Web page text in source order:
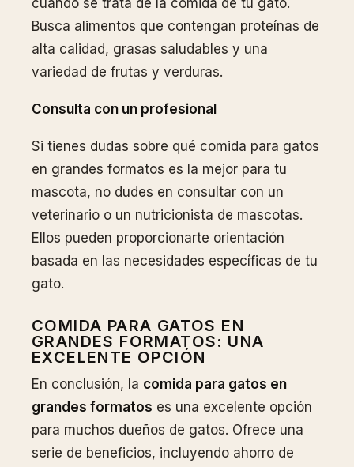
cuando se trata de la comida de tu gato.
Busca alimentos que contengan proteínas de
alta calidad, grasas saludables y una
variedad de frutas y verduras.
Consulta con un profesional
Si tienes dudas sobre qué comida para gatos
en grandes formatos es la mejor para tu
mascota, no dudes en consultar con un
veterinario o un nutricionista de mascotas.
Ellos pueden proporcionarte orientación
basada en las necesidades específicas de tu
gato.
COMIDA PARA GATOS EN
GRANDES FORMATOS: UNA
EXCELENTE OPCIÓN
En conclusión, la comida para gatos en
grandes formatos es una excelente opción
para muchos dueños de gatos. Ofrece una
serie de beneficios, incluyendo ahorro de